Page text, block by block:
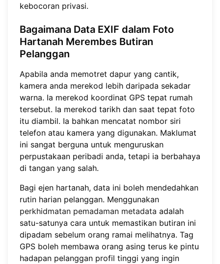
kebocoran privasi.
Bagaimana Data EXIF dalam Foto
Hartanah Merembes Butiran
Pelanggan
Apabila anda memotret dapur yang cantik,
kamera anda merekod lebih daripada sekadar
warna. Ia merekod koordinat GPS tepat rumah
tersebut. Ia merekod tarikh dan saat tepat foto
itu diambil. Ia bahkan mencatat nombor siri
telefon atau kamera yang digunakan. Maklumat
ini sangat berguna untuk menguruskan
perpustakaan peribadi anda, tetapi ia berbahaya
di tangan yang salah.
Bagi ejen hartanah, data ini boleh mendedahkan
rutin harian pelanggan. Menggunakan
perkhidmatan pemadaman metadata adalah
satu-satunya cara untuk memastikan butiran ini
dipadam sebelum orang ramai melihatnya. Tag
GPS boleh membawa orang asing terus ke pintu
hadapan pelanggan profil tinggi yang ingin